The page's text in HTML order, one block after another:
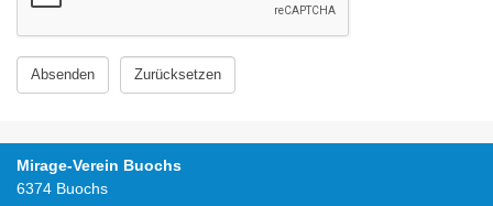
Mirage-Verein Buochs
6374 Buochs